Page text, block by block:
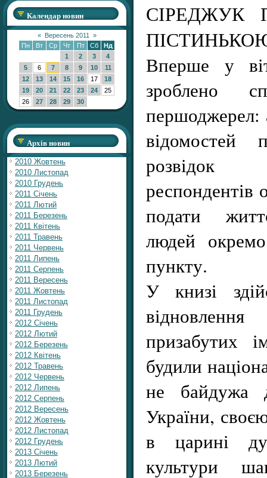
Календар новин
« Вересень 2011
»
Пн
Вт Ср Чт Пт Сб
Нд
1
2 3
4
5
6 7 8 9 10
11
12
13 14 15 16 17
18
19
20 21 22 23 24
25
26
27 28 29 30
Архів новин
2010 Жовтень
2010 Листопад
2010 Грудень
2011 Січень
2011 Лютий
2011 Березень
2011 Квітень
2011 Травень
2011 Червень
2011 Липень
2011 Серпень
2011 Вересень
2011 Жовтень
2011 Листопад
2011 Грудень
2012 Січень
2012 Лютий
2012 Березень
2012 Квітень
2012 Травень
2012 Червень
2012 Липень
2012 Серпень
2012 Вересень
2012 Жовтень
2012 Листопад
2012 Грудень
2013 Січень
2013 Лютий
2013 Березень
СІРЕДЖУК
Вперше у
зроблено
першоджерел:
відомостей
розвідок
респондентів
подати
людей
пункту.
У книзі
відновлення
призабутих
будили
не байдужа
України,
в царині
культури